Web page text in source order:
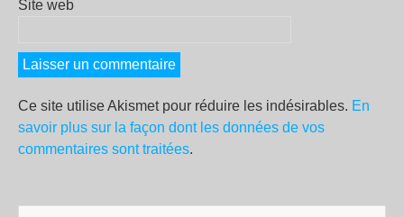
Site web
Ce site utilise Akismet pour réduire les indésirables. En
savoir plus sur la façon dont les données de vos
commentaires sont traitées.